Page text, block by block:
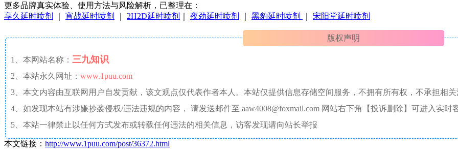
更多品牌真实体验、使用方法与风险解析，已整理在：
享久延时喷剂
宵战延时喷剂 2H2D延时喷剂 夜劲延时喷剂 黑豹延时喷剂 宋阳堂延时喷剂
版权声明
1、本网站名称： 三九知识
2、本站永久网址： www.1puu.com
3、本文内容由互联网用户自发贡献，该文观点仅代表作者本人。本站仅提供信息存储空间服务，不拥有所有权，不承担相
4、如发现本站有涉嫌抄袭侵权/违法违规的内容， 请发送邮件至 aaw4008@foxmail.com 网站右下角【投诉删除】可进入实时
5、本站一律禁止以任何方式发布或转载任何违法的相关信息，访客发现请向站长举报
本文链接： http://www.1puu.com/post/36372.html